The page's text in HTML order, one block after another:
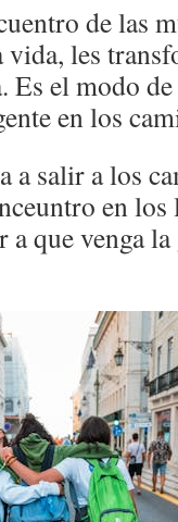
de las
les
el modo
en los
a salir a los
en los
a que venga